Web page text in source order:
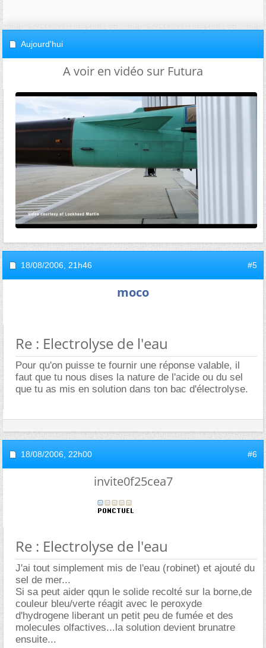
Aujourd'hui
A voir en vidéo sur Futura
18/08/2006, 21h46 #5
moco
Re : Electrolyse de l'eau
Pour qu'on puisse te fournir une réponse valable, il
faut que tu nous dises la nature de l'acide ou du sel
que tu as mis en solution dans ton bac d'électrolyse.
18/08/2006, 22h00 #6
invite0f25cea7
Re : Electrolyse de l'eau
J'ai tout simplement mis de l'eau (robinet) et ajouté du
sel de mer...
Si sa peut aider qqun le solide recolté sur la borne,de
couleur bleu/verte réagit avec le peroxyde
d'hydrogene liberant un petit peu de fumée et des
molecules olfactives...la solution devient brunatre
ensuite...